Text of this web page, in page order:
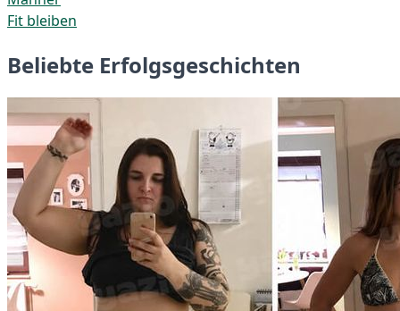
Fit bleiben
Beliebte Erfolgsgeschichten